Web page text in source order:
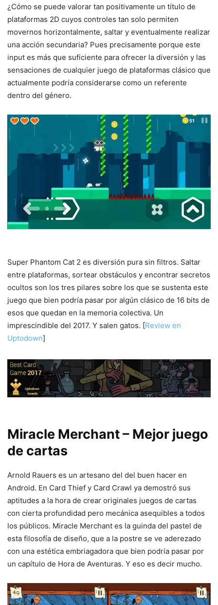
¿Cómo se puede valorar tan positivamente un título de
plataformas 2D cuyos controles tan solo permiten
movernos horizontalmente, saltar y eventualmente realizar
una acción secundaria? Pues precisamente porque este
input es más que suficiente para ofrecer la diversión y las
sensaciones de cualquier juego de plataformas clásico que
actualmente podría considerarse como un referente
dentro del género.
Super Phantom Cat 2 es diversión pura sin filtros. Saltar
entre plataformas, sortear obstáculos y encontrar secretos
ocultos son los tres pilares sobre los que se sustenta este
juego que bien podría pasar por algún clásico de 16 bits de
esos que quedan en la memoria colectiva. Un
imprescindible del 2017. Y salen gatos. [Review en
Uptodown]
Miracle Merchant – Mejor juego
de cartas
Arnold Rauers es un artesano del del buen hacer en
Android. En Card Thief y Card Crawl ya demostró sus
aptitudes a la hora de crear originales juegos de cartas
con cierta profundidad pero mecánica asequibles a todos
los públicos. Miracle Merchant es la guinda del pastel de
esta filosofía de diseño, que a la postre se ve aderezado
con una estética embriagadora que bien podría pasar por
un capítulo de Hora de Aventuras. Y eso es decir mucho.